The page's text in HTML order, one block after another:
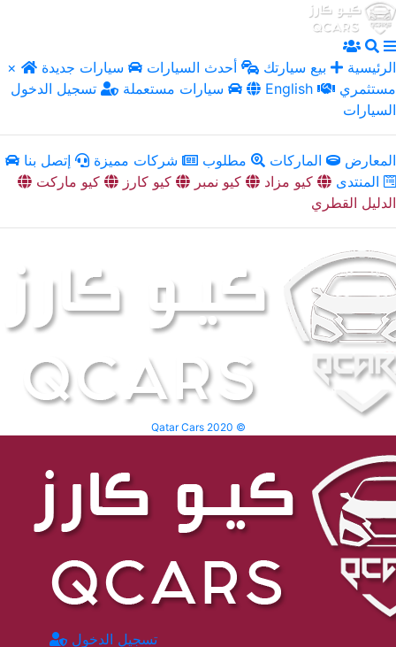
× الرئيسية بيع سيارتك أحدث السيارات
سيارات جديدة
سيارات مستعملة
تسجيل الدخول English
السيارات
المعارض الماركات مطلوب شركات مميزة
إتصل بنا
المنتدى
كيو مزاد كيو نمبر كيو كارز
كيو ماركت
الدليل القطري
Qatar Cars 2020 ©
تسجيل الدخول